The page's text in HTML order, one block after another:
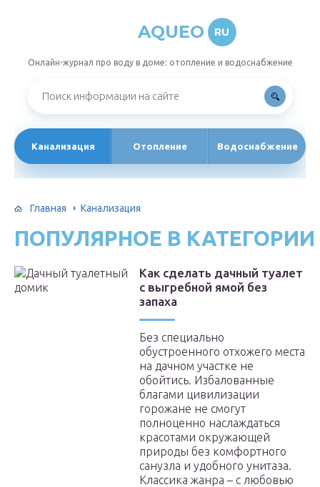
AQUEO RU
Онлайн-журнал про воду в доме: отопление и водоснабжение
Канализация Отопление Водоснабжение
Главная Канализация
ПОПУЛЯРНОЕ В КАТЕГОРИИ
Как сделать дачный туалет
с выгребной ямой без
запаха
Без специально
обустроенного отхожего места
на дачном участке не
обойтись. Избалованные
благами цивилизации
горожане не смогут
полноценно наслаждаться
красотами окружающей
природы без комфортного
санузла и удобного унитаза.
Классика жанра – с любовью